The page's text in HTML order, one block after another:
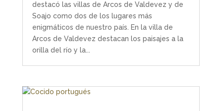
destacó las villas de Arcos de Valdevez y de
Soajo como dos de los lugares más
enigmáticos de nuestro país. En la villa de
Arcos de Valdevez destacan los paisajes a la
orilla del río y la...